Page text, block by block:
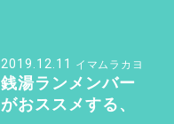
2019.12.11 イマムラカヨ
銭湯ランメンバー
がおススメする、